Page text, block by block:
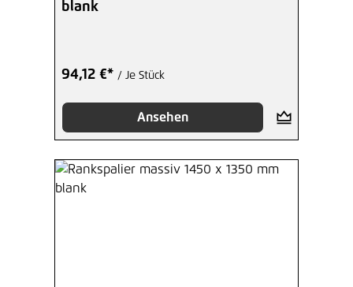
blank
94,12 €* / Je Stück
Ansehen